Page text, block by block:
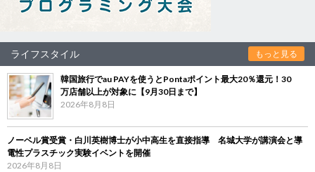
ライフスタイル もっと見る
韓国旅行でau PAYを使うとPontaポイント最大20％還元！30
万店舗以上が対象に【9月30日まで】
2026年8月8日
ノーベル賞受賞・白川英樹博士が小中高生を直接指導 名城大学が講演会と導
電性プラスチック実験イベントを開催
2026年8月8日